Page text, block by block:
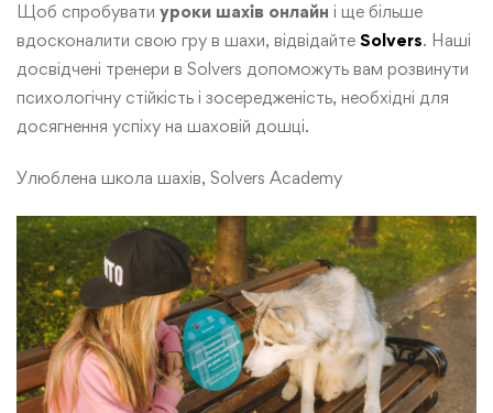
Щоб спробувати уроки шахів онлайн і ще більше
вдосконалити свою гру в шахи, відвідайте Solvers. Наші
досвідчені тренери в Solvers допоможуть вам розвинути
психологічну стійкість і зосередженість, необхідні для
досягнення успіху на шаховій дошці.
Улюблена школа шахів, Solvers Academy